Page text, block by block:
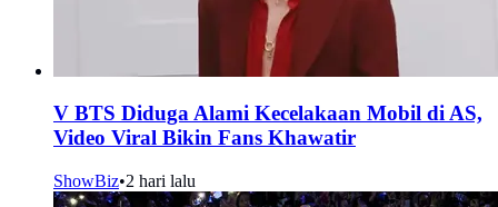
V BTS Diduga Alami Kecelakaan Mobil di AS,
Video Viral Bikin Fans Khawatir
ShowBiz•2 hari lalu